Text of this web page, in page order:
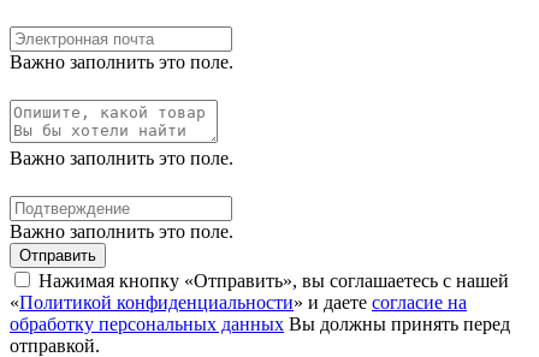
Важно заполнить это поле.
Важно заполнить это поле.
Важно заполнить это поле.
Отправить
Нажимая кнопку «Отправить», вы соглашаетесь с нашей
«Политикой конфиденциальности» и даете согласие на
обработку персональных данных Вы должны принять перед
отправкой.